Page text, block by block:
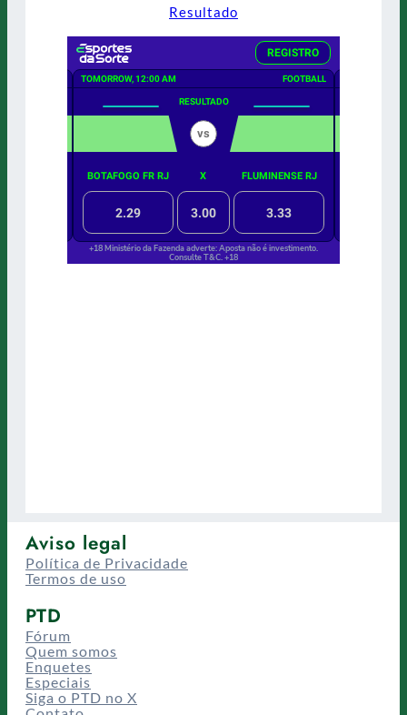
Resultado
Aviso legal
Política de Privacidade
Termos de uso
PTD
Fórum
Quem somos
Enquetes
Especiais
Siga o PTD no X